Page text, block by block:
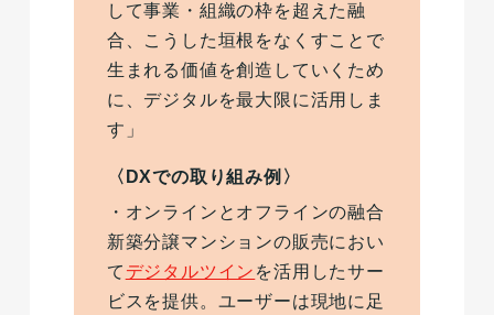
して事業・組織の枠を超えた融
合、こうした垣根をなくすことで
生まれる価値を創造していくため
に、デジタルを最大限に活用しま
す」
〈DXでの取り組み例〉
・オンラインとオフラインの融合
新築分譲マンションの販売におい
て デジタルツイン を活用したサー
ビスを提供。ユーザーは現地に足